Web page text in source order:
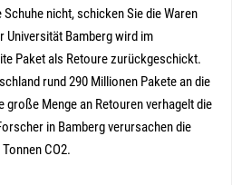
nicht, schicken Sie die Waren
Universität Bamberg wird im
Paket als Retoure zurückgeschickt.
rund 290 Millionen Pakete an die
große Menge an Retouren verhagelt die
in Bamberg verursachen die
CO2.